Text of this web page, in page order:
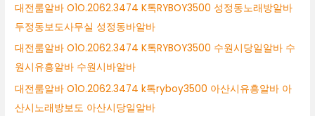
대전룸알바 O1O.2062.3474 K톡RYBOY3500 성정동노래방알바
두정동보도사무실 성정동바알바
대전룸알바 O1O.2062.3474 K톡RYBOY3500 수원시당일알바 수
원시유흥알바 수원시바알바
대전룸알바 O1O.2062.3474 k톡ryboy3500 아산시유흥알바 아
산시노래방보도 아산시당일알바